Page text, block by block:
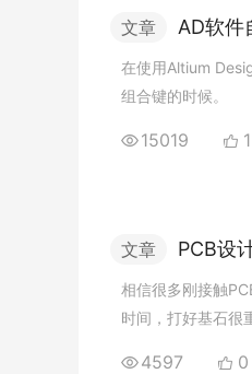
文章 AD软件
在使用Altium Desi
组合键的时候。
15019 1
文章 PCB设
相信很多刚接触PC
时间 ， 打好基石很
4597 0